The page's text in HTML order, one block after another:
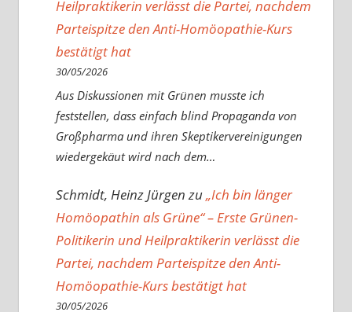
Heilpraktikerin verlässt die Partei, nachdem
Parteispitze den Anti-Homöopathie-Kurs
bestätigt hat
30/05/2026
Aus Diskussionen mit Grünen musste ich
feststellen, dass einfach blind Propaganda von
Großpharma und ihren Skeptikervereinigungen
wiedergekäut wird nach dem…
Schmidt, Heinz Jürgen zu„Ich bin länger
Homöopathin als Grüne“ – Erste Grünen-
Politikerin und Heilpraktikerin verlässt die
Partei, nachdem Parteispitze den Anti-
Homöopathie-Kurs bestätigt hat
30/05/2026